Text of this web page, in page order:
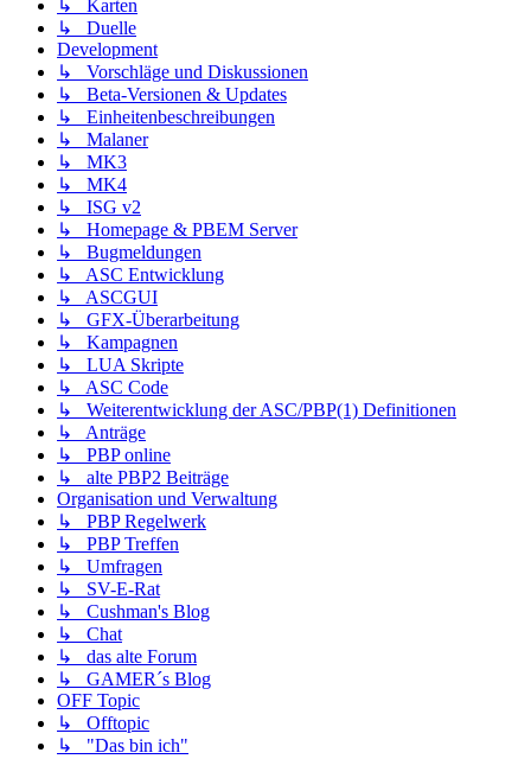
↳ Karten
↳ Duelle
Development
↳ Vorschläge und Diskussionen
↳ Beta-Versionen & Updates
↳ Einheitenbeschreibungen
↳ Malaner
↳ MK3
↳ MK4
↳ ISG v2
↳ Homepage & PBEM Server
↳ Bugmeldungen
↳ ASC Entwicklung
↳ ASCGUI
↳ GFX-Überarbeitung
↳ Kampagnen
↳ LUA Skripte
↳ ASC Code
↳ Weiterentwicklung der ASC/PBP(1) Definitionen
↳ Anträge
↳ PBP online
↳ alte PBP2 Beiträge
Organisation und Verwaltung
↳ PBP Regelwerk
↳ PBP Treffen
↳ Umfragen
↳ SV-E-Rat
↳ Cushman's Blog
↳ Chat
↳ das alte Forum
↳ GAMER´s Blog
OFF Topic
↳ Offtopic
↳ "Das bin ich"